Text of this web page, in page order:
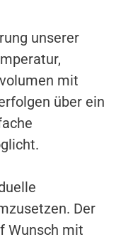
unserer
mit
über ein
Der
Wunsch mit